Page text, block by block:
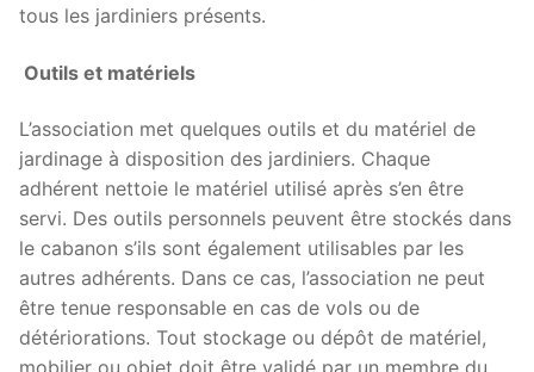
tous les jardiniers présents.
Outils et matériels
L’association met quelques outils et du matériel de
jardinage à disposition des jardiniers. Chaque
adhérent nettoie le matériel utilisé après s’en être
servi. Des outils personnels peuvent être stockés dans
le cabanon s’ils sont également utilisables par les
autres adhérents. Dans ce cas, l’association ne peut
être tenue responsable en cas de vols ou de
détériorations. Tout stockage ou dépôt de matériel,